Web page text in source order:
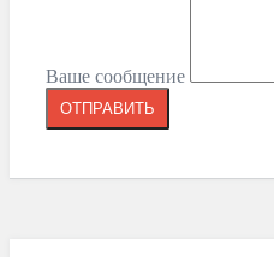
Ваше сообщение